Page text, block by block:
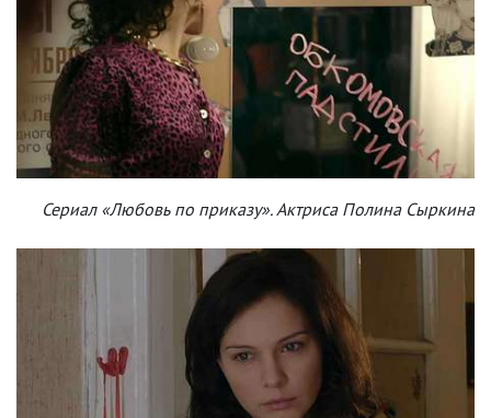
Сериал «Любовь по приказу». Актриса Полина Сыркина